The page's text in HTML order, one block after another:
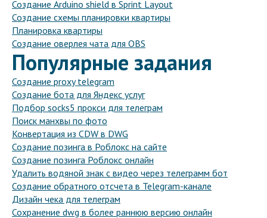
Создание Arduino shield в Sprint Layout
Создание схемы планировки квартиры
Планировка квартиры
Создание оверлея чата для OBS
Популярные задания
Создание proxy telegram
Создание бота для Яндекс услуг
Подбор socks5 прокси для телеграм
Поиск манхвы по фото
Конвертация из CDW в DWG
Создание позинга в Роблокс на сайте
Создание позинга Роблокс онлайн
Удалить водяной знак с видео через телеграмм бот
Создание обратного отсчета в Telegram-канале
Дизайн чека для телеграм
Сохранение dwg в более раннюю версию онлайн